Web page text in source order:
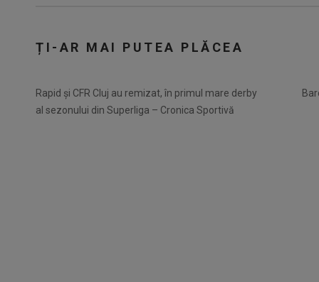
ȚI-AR MAI PUTEA PLĂCEA
Rapid și CFR Cluj au remizat, în primul mare derby
al sezonului din Superliga – Cronica Sportivă